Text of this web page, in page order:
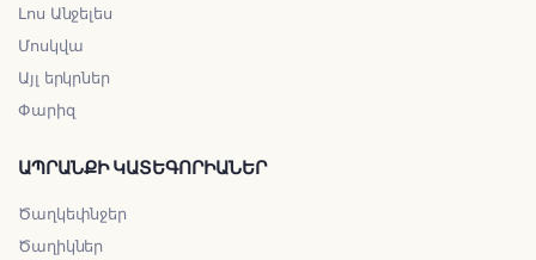
Լոս Անջելես
Մոսկվա
Այլ երկրներ
Փարիզ
ԱՊՐԱՆՔԻ ԿԱՏԵԳՈՐԻԱՆԵՐ
Ծաղկեփնջեր
Ծաղիկներ